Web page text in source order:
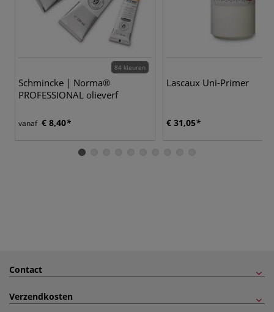
84 kleuren
Schmincke | Norma®
PROFESSIONAL olieverf
vanaf € 8,40
Lascaux Uni-Primer
€ 31,05
Contact
Verzendkosten